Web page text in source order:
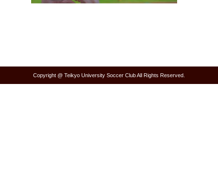
Copyright @ Teikyo University Soccer Club All Rights Reserved.